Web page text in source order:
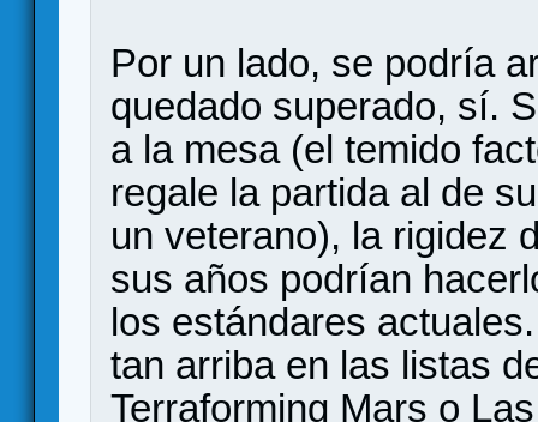
Por un lado, se podría
quedado superado, sí.
a la mesa (el temido
regale la partida al de
un veterano), la rigidez
sus años podrían
los estándares
tan arriba en las listas
Terraforming Mars o